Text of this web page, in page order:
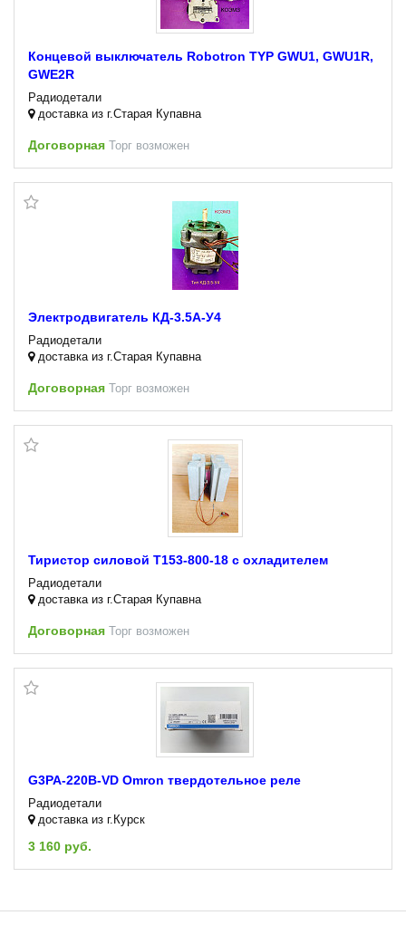
Концевой выключатель Robotron TYP GWU1, GWU1R,
GWE2R
Радиодетали
доставка из г.Старая Купавна
Договорная Торг возможен
Электродвигатель КД-3.5А-У4
Радиодетали
доставка из г.Старая Купавна
Договорная Торг возможен
Тиристор силовой Т153-800-18 с охладителем
Радиодетали
доставка из г.Старая Купавна
Договорная Торг возможен
G3PA-220B-VD Omron твердотельное реле
Радиодетали
доставка из г.Курск
3 160 руб.